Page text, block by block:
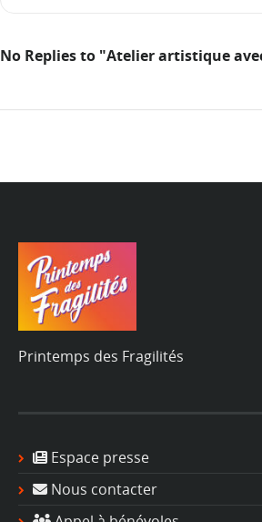
No Replies to "Atelier artistique
Printemps des Fragilités
Espace presse
Nous contacter